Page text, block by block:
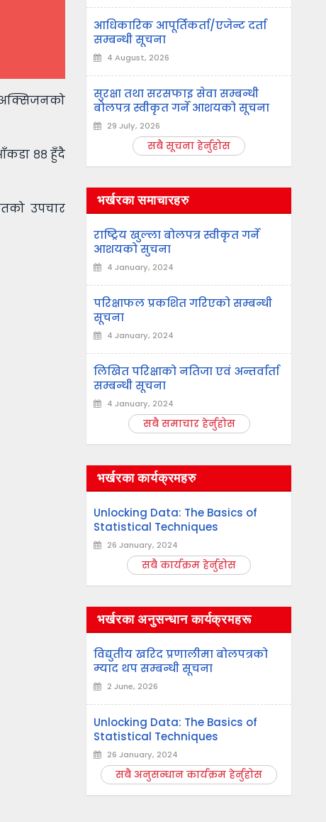
८८ हुँदै
उपचार
आधिकारिक आपूर्तिकर्ता/एजेन्ट दर्ता
सम्बन्धी सूचना
4 August, 2026
सुरक्षा तथा सरसफाइ सेवा सम्बन्धी
बोलपत्र स्वीकृत गर्ने आशयको सूचना
29 July, 2026
सबै सूचना हेर्नुहोस
भर्खरका समाचारहरु
राष्ट्रिय खुल्ला बोलपत्र स्वीकृत गर्ने
आशयको सुचना
4 January, 2024
परिक्षाफल प्रकशित गरिएको सम्बन्धी
सूचना
4 January, 2024
लिखित परिक्षाको नतिजा एवं अन्तर्वार्ता
सम्बन्धी सूचना
4 January, 2024
सबै समाचार हेर्नुहोस
भर्खरका कार्यक्रमहरु
Unlocking Data: The Basics of
Statistical Techniques
26 January, 2024
सबै कार्यक्रम हेर्नुहोस
भर्खरका अनुसन्धान कार्यक्रमहरू
विद्युतीय खरिद प्रणालीमा बोलपत्रको
म्याद थप सम्बन्धी सूचना
2 June, 2026
Unlocking Data: The Basics of
Statistical Techniques
26 January, 2024
सबै अनुसन्धान कार्यक्रम हेर्नुहोस